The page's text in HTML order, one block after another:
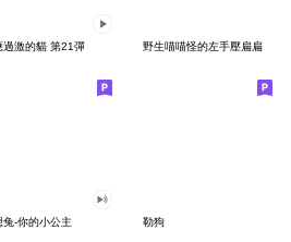
過激的貓 第21彈 野生喵喵怪的左手壓扁扁
兔-你的小公主 勒狗